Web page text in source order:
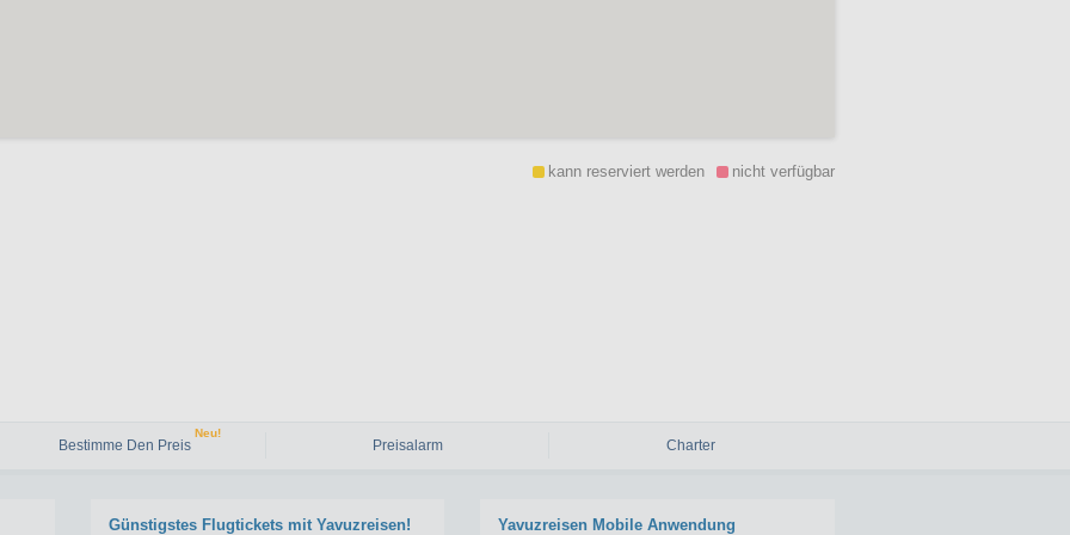
kann reserviert werden nicht verfügbar
Bestimme Den Preis
Neu!
Preisalarm Charter
Günstigstes Flugtickets mit Yavuzreisen! Yavuzreisen Mobile Anwendung